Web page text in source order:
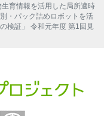
育情報を活用した局所適時
・パック詰めロボットを活
検証」 令和元年度 第1回見